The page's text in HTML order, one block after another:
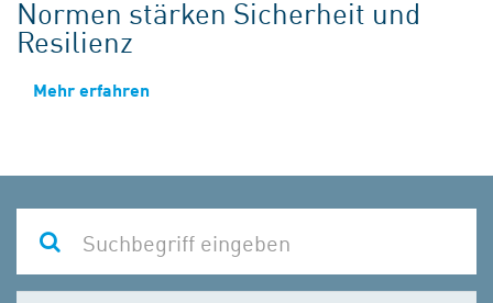
Normen stärken Sicherheit und
Resilienz
Mehr erfahren